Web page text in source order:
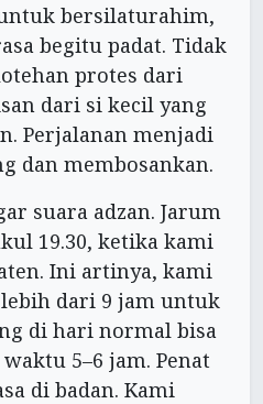
bersilaturahim,
begitu padat. Tidak
protes dari
dari si kecil yang
Perjalanan menjadi
dan membosankan.
suara adzan. Jarum
19.30, ketika kami
Ini artinya, kami
dari 9 jam untuk
di hari normal bisa
5–6 jam. Penat
di badan. Kami